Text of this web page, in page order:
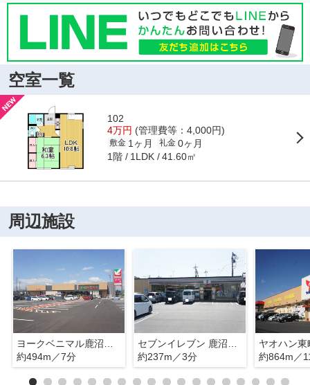
空室一覧
102
4万円 (管理費等：4,000円)
敷金 1ヶ月 礼金 0ヶ月
1階 1LDK 41.60㎡
周辺施設
約494m／7分
約237m／3分
ヤオハン東
約864m／